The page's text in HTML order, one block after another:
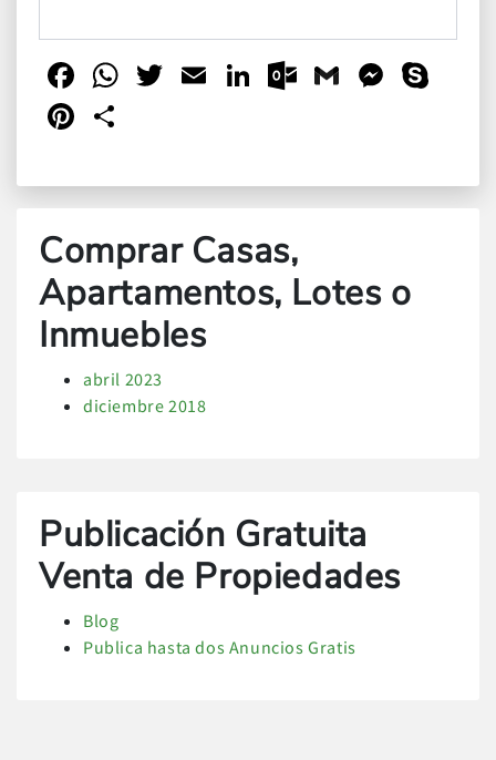
Facebook
WhatsApp
Twitter
EmailLinkedIn
Outlook.com
Gmail
Pinterest
Comprar Casas,
Apartamentos, Lotes o
Inmuebles
abril 2023
diciembre 2018
Publicación Gratuita
Venta de Propiedades
Blog
Publica hasta dos Anuncios Gratis